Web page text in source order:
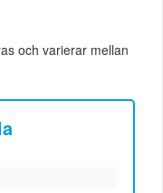
och varierar mellan